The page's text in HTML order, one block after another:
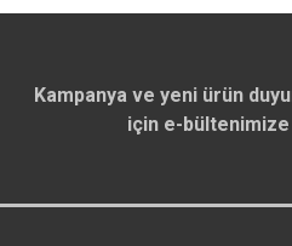
Kampanya ve yeni ürün
için e-bültenimize